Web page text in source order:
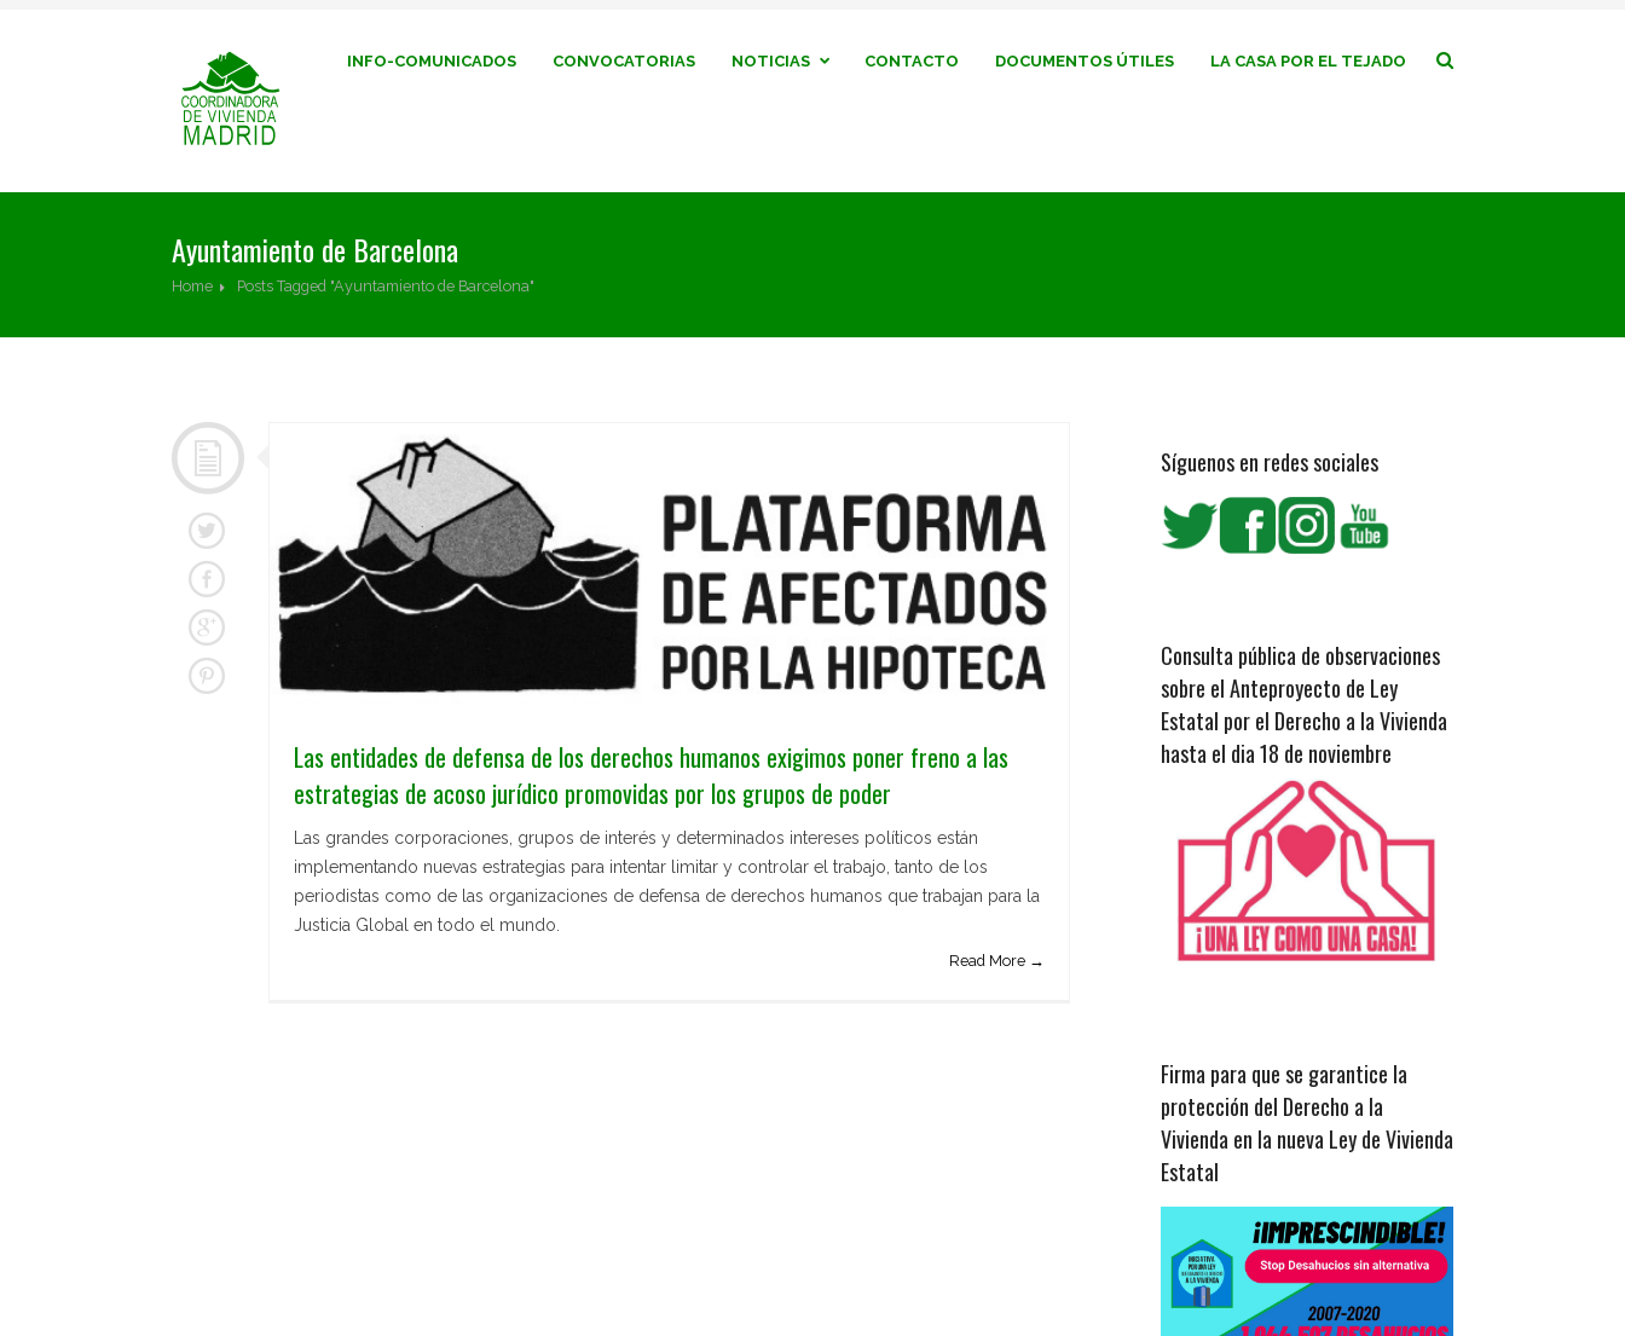
INFO-COMUNICADOS CONVOCATORIAS NOTICIAS CONTACTO DOCUMENTOS ÚTILES LA CASA POR EL TEJADO
Ayuntamiento de Barcelona
Home Posts Tagged "Ayuntamiento de Barcelona"
Las entidades de defensa de los derechos humanos exigimos poner freno a las
estrategias de acoso jurídico promovidas por los grupos de poder
Las grandes corporaciones, grupos de interés y determinados intereses políticos están
implementando nuevas estrategias para intentar limitar y controlar el trabajo, tanto de los
periodistas como de las organizaciones de defensa de derechos humanos que trabajan para la
Justicia Global en todo el mundo.
Read More →
Síguenos en redes sociales
Consulta pública de observaciones
sobre el Anteproyecto de Ley
Estatal por el Derecho a la Vivienda
hasta el dia 18 de noviembre
Firma para que se garantice la
protección del Derecho a la
Vivienda en la nueva Ley de Vivienda
Estatal